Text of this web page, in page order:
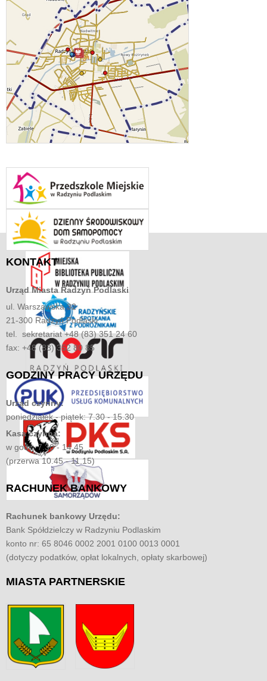
KONTAKT
Urząd MiastaRadzyń Podlaski
ul. Warszawska 32
21-300 Radzyń Podlaski
tel. sekretariat +48 (83) 351 24 60
fax: +48 (83) 352 80 85
GODZINYPRACY URZĘDU
Urząd czynny:
poniedziałek - piątek: 7.30 - 15.30
Kasa czynna:
w godz. 7.30 - 14.45
(przerwa 10.45 - 11.15)
RACHUNEKBANKOWY
Rachunek bankowy Urzędu:
Bank Spółdzielczy w Radzyniu Podlaskim
konto nr: 65 8046 0002 2001 0100 0013 0001
(dotyczy podatków, opłat lokalnych, opłaty skarbowej)
MIASTA PARTNERSKIE